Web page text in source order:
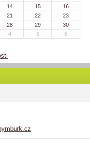
14 15
16
21 22
23
28 29
30
4 5 6